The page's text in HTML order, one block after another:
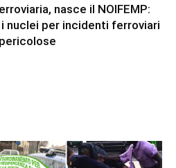
nasce il NOIFEMP:
nuclei per incidenti ferroviari